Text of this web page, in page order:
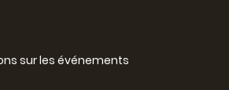
sur les événements